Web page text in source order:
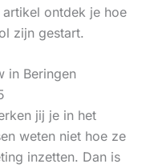
ontdek je hoe
zijn gestart.
in Beringen
jij je in het
weten niet hoe ze
inzetten. Dan is